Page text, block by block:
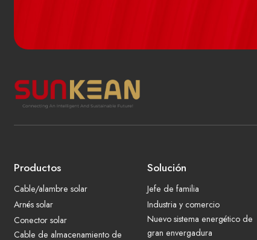
Productos
Cable/alambre solar
Arnés solar
Conector solar
Cable de almacenamiento de
Solución
Jefe de familia
Industria y comercio
Nuevo sistema energético de
gran envergadura